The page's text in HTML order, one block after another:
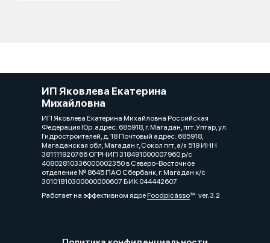
ИП Яковлева Екатерина
Михайловна
ИП Яковлева Екатерина Михайловна Российская
Федерация Юр. адрес: 685918, г. Магадан, пгт. Уптар, ул.
Гидростроителей, д. 18 Почтовый адрес: 685918,
Магаданская обл, Магадан г, Сокол пгт, а/я 519 ИНН
381111920766 ОГРНИП 318491000007960 р/с
40802810336000002350 в Северо-Восточное
отделение № 8645 ПАО Сбербанк, г. Магадан к/с
30101810300000000607 БИК 044442607
Работает на эффективном ядреFoodpicássover. 3.2